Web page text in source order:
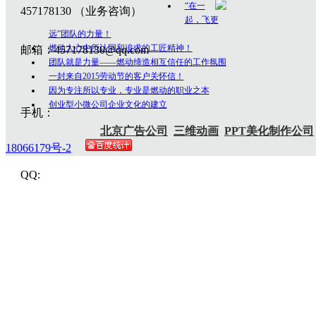
457178130 （业务咨询）
邮箱：457178130@qq.com
手机：
QQ:
“在一
起，飞更
远”团队的力量！
燃动人心中所认同和追求的工匠精神！
团队就是力量——燃动缔造相互信任的工作氛围
一封来自2015劳动节的客户关怀信！
因为专注所以专业，专业是燃动的职业之本
创业型小微公司企业文化的建立
北京广告公司 三维动画 PPT美化制作公司
18066179号-2